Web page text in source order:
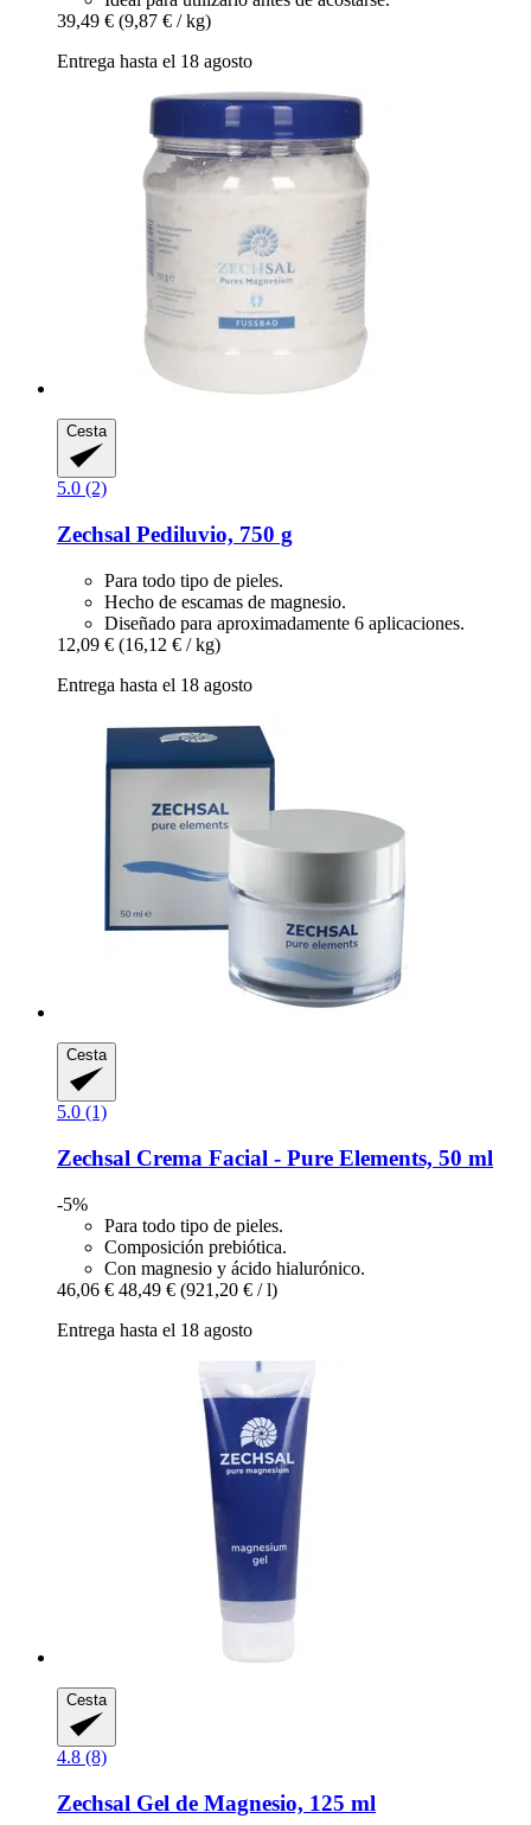
39,49 € (9,87 € / kg)
Entrega hasta el 18 agosto
Cesta
5.0 (2)
Zechsal Pediluvio, 750 g
Para todo tipo de pieles.
Hecho de escamas de magnesio.
Diseñado para aproximadamente 6 aplicaciones.
12,09 € (16,12 € / kg)
Entrega hasta el 18 agosto
Cesta
5.0 (1)
Zechsal Crema Facial -​ Pure Elements, 50 ml
-5%
Para todo tipo de pieles.
Composición prebiótica.
Con magnesio y ácido hialurónico.
46,06 € 48,49 € (921,20 € / l)
Entrega hasta el 18 agosto
Cesta
4.8 (8)
Zechsal Gel de Magnesio, 125 ml